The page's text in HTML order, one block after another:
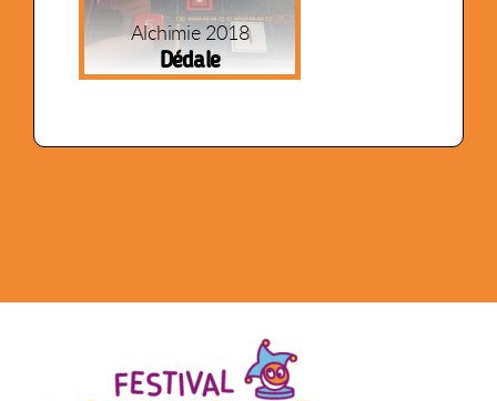
Alchimie 2018
Dédale